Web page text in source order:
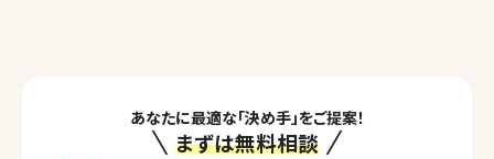
あなたに最適な「決め手」をご提案！
まずは無料相談